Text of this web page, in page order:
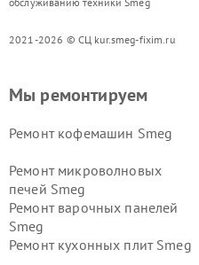
2021-2026 © СЦ kur.smeg-fixim.ru
Мы ремонтируем
Ремонт кофемашин Smeg
Ремонт микроволновых
печей Smeg
Ремонт варочных панелей
Smeg
Ремонт кухонных плит Smeg